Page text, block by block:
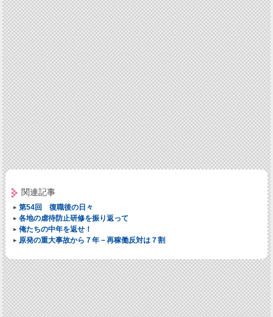
関連記事
第54回 復職後の日々
各地の虐待防止研修を振り返って
俺たちの中年を返せ！
原発の重大事故から７年－再稼働反対は７割